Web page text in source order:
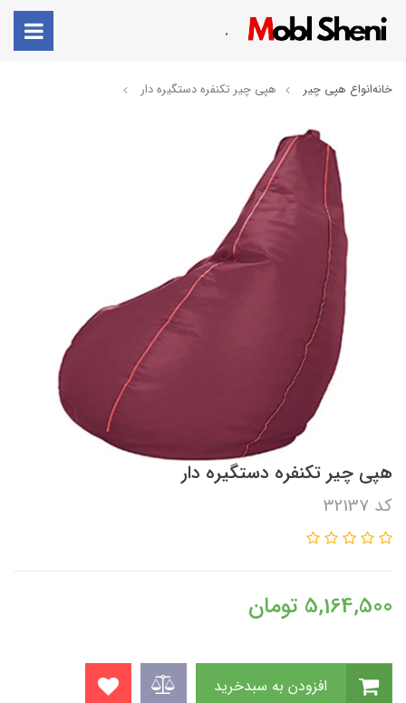
.
خانهانواع هپی چیر هپی چیر تکنفره دستگیره دار
هپی چیر تکنفره دستگیره دار
کد 32137
5,164,500 تومان